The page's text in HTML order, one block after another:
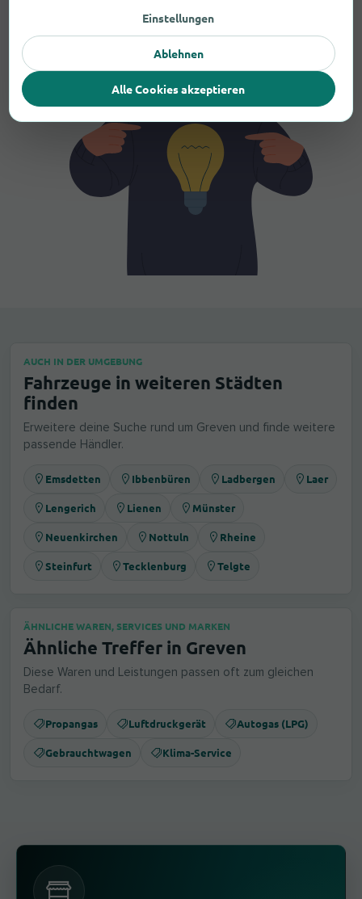
AUCH IN DER UMGEBUNG
Fahrzeuge in weiteren Städten
finden
Erweitere deine Suche rund um Greven und finde weitere
passende Händler.
Emsdetten Ibbenbüren Ladbergen Laer
Lengerich Lienen Münster
Neuenkirchen Nottuln Rheine
Steinfurt Tecklenburg Telgte
ÄHNLICHE WAREN, SERVICES UND MARKEN
Ähnliche Treffer in Greven
Diese Waren und Leistungen passen oft zum gleichen
Bedarf.
Propangas Luftdruckgerät Autogas (LPG)
Gebrauchtwagen Klima-Service
Einstellungen
Ablehnen
Alle Cookies akzeptieren